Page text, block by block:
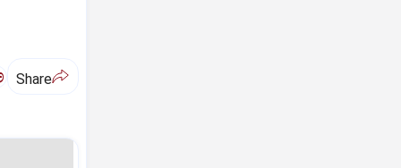
Share